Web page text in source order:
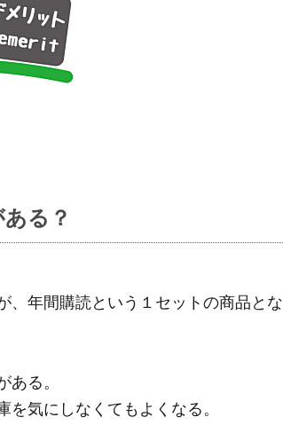
る？
、年間購読という１セットの商品とな
る。
気にしなくてもよくなる。